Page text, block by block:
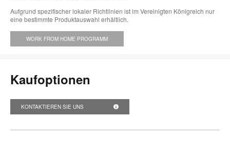
Aufgrund spezifischer lokaler Richtlinien ist im Vereinigten Königreich nur
eine bestimmte Produktauswahl erhältlich.
WORK FROM HOME PROGRAMM
Kaufoptionen
KONTAKTIEREN SIE UNS